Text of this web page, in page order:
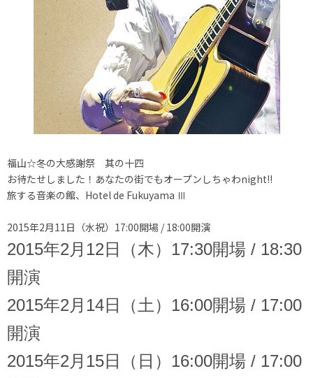
福山☆冬の大感謝祭 其の十四
お待たせしました！あなたの街でもオープンしちゃわnight!!
旅する音楽の館、Hotel de Fukuyama Ⅲ
2015年2月11日（水祝）17:00開場 / 18:00開演
2015年2月12日（木） 17:30開場 / 18:30
開演
2015年2月14日（土） 16:00開場 / 17:00
開演
2015年2月15日（日） 16:00開場 / 17:00